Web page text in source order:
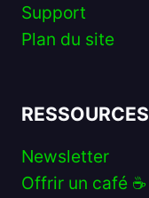
Support
Plan du site
RESSOURCES
Newsletter
Offrir un café ☕️